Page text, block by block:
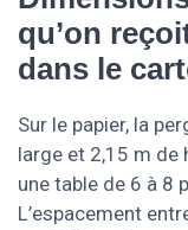
qu’on
dans le
Sur le papier, la
large et 2,15 m de
une table de 6 à 8
L’espacement